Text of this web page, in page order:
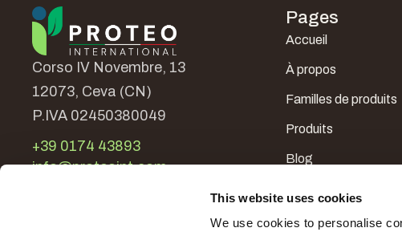
This website uses cookies
We use cookies to personalise
Corso IV Novembre, 13
12073, Ceva (CN)
P.IVA 02450380049
+39 0174 43893
info@proteoint.com
Pages
Accueil
À propos
Familles de produits
Produits
Blog
Contacts